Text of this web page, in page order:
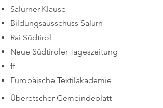
Salurner Klause
Bildungsausschuss Salurn
Rai Südtirol
Neue Südtiroler Tageszeitung
ff
Europäische Textilakademie
Überetscher Gemeindeblatt